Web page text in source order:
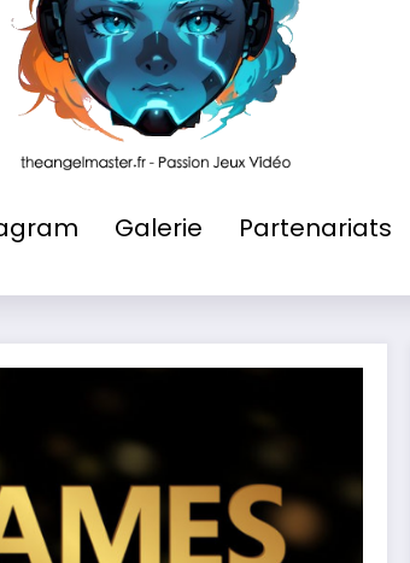
Galerie Partenariats